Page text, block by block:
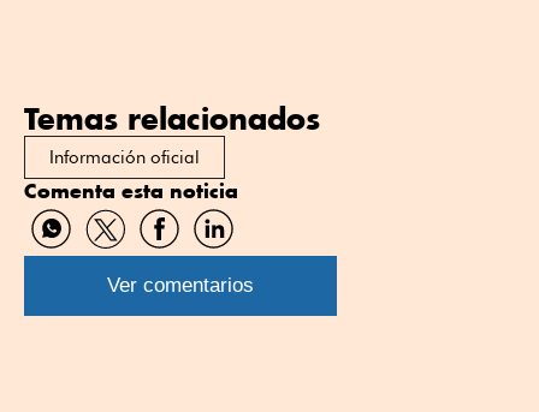
Temas relacionados
Información oficial
Comenta esta noticia
Compartir
por
WhatsApp
Compartir
por
Twitter
Compartir
por
Facebook
Compartir
por
Linkedin
Ver comentarios